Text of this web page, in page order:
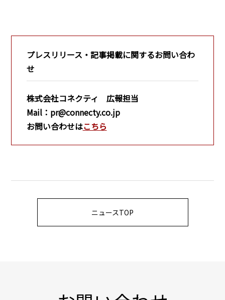
プレスリリース・記事掲載に関するお問い合わ
せ
株式会社コネクティ 広報担当
Mail：pr@connecty.co.jp
お問い合わせはこちら
ニュースTOP